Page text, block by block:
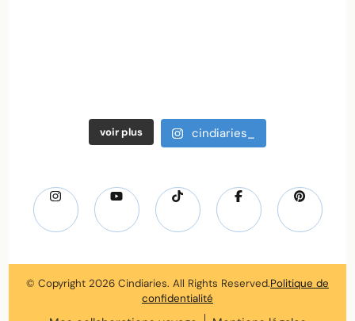
voir plus cindiaries_
© Copyright 2026 Cindiaries. All Rights Reserved.Politique de
confidentialité